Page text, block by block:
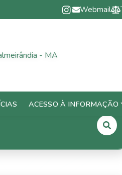
Webmail
ACESSO À INFORMAÇÃO